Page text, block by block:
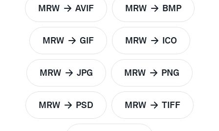
MRW zu AVIF MRW zu BMP
MRW zu GIF MRW zu ICO
MRW zu JPG MRW zu PNG
MRW zu PSD MRW zu TIFF